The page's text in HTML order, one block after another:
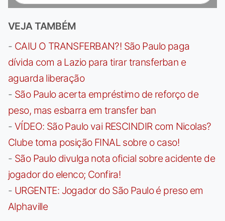
VEJA TAMBÉM
- CAIU O TRANSFERBAN?! São Paulo paga
dívida com a Lazio para tirar transferban e
aguarda liberação
- São Paulo acerta empréstimo de reforço de
peso, mas esbarra em transfer ban
- VÍDEO: São Paulo vai RESCINDIR com Nicolas?
Clube toma posição FINAL sobre o caso!
- São Paulo divulga nota oficial sobre acidente de
jogador do elenco; Confira!
- URGENTE: Jogador do São Paulo é preso em
Alphaville